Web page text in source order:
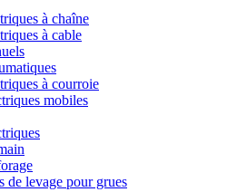
à chaîne
à cable
à courroie
mobiles
de levage pour grues